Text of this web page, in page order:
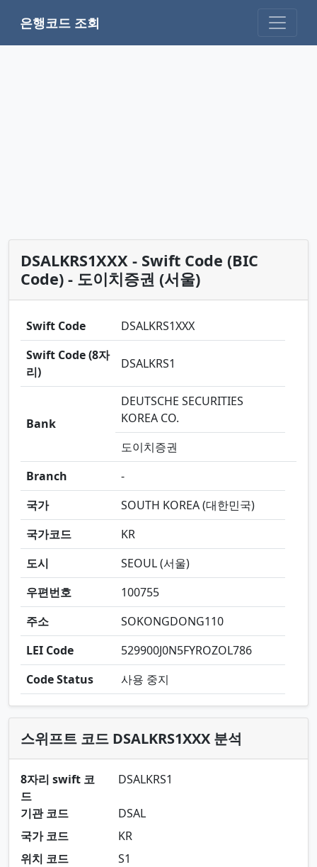
은행코드 조회
DSALKRS1XXX - Swift Code (BIC
Code) - 도이치증권 (서울)
Swift Code
DSALKRS1XXX
Swift Code (8자
리)
DSALKRS1
Bank
DEUTSCHE SECURITIES
KOREA CO.
도이치증권
Branch
-
국가
SOUTH KOREA (대한민국)
국가코드
KR
도시
SEOUL (서울)
우편번호
100755
주소
SOKONGDONG110
LEI Code
529900J0N5FYROZOL786
Code Status
사용 중지
스위프트 코드 DSALKRS1XXX 분석
8자리 swift 코
드
DSALKRS1
기관 코드
DSAL
국가 코드
KR
위치 코드
S1